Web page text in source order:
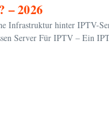
– 2026
Infrastruktur hinter IPTV-
Server Für IPTV – Ein